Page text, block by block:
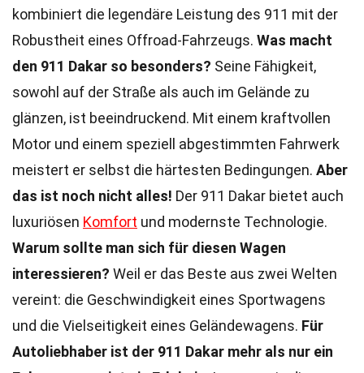
kombiniert die legendäre Leistung des 911 mit der
Robustheit eines Offroad-Fahrzeugs. Was macht
den 911 Dakar so besonders? Seine Fähigkeit,
sowohl auf der Straße als auch im Gelände zu
glänzen, ist beeindruckend. Mit einem kraftvollen
Motor und einem speziell abgestimmten Fahrwerk
meistert er selbst die härtesten Bedingungen. Aber
das ist noch nicht alles! Der 911 Dakar bietet auch
luxuriösen Komfort und modernste Technologie.
Warum sollte man sich für diesen Wagen
interessieren? Weil er das Beste aus zwei Welten
vereint: die Geschwindigkeit eines Sportwagens
und die Vielseitigkeit eines Geländewagens. Für
Autoliebhaber ist der 911 Dakar mehr als nur ein